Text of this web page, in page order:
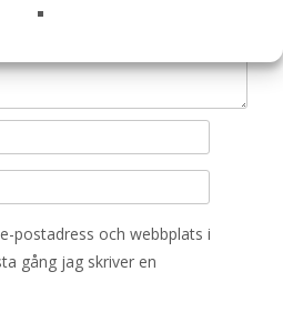
postadress och webbplats i
gång jag skriver en